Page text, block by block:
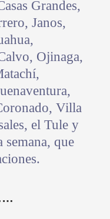
Grandes,
Janos,
Ojinaga,
Villa
el Tule y
semana, que